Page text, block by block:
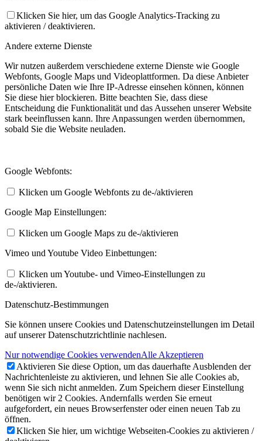
Klicken Sie hier, um das Google Analytics-Tracking zu
aktivieren / deaktivieren.
Andere externe Dienste
Wir nutzen außerdem verschiedene externe Dienste wie Google
Webfonts, Google Maps und Videoplattformen. Da diese Anbieter
persönliche Daten wie Ihre IP-Adresse einsehen können, können
Sie diese hier blockieren. Bitte beachten Sie, dass diese
Entscheidung die Funktionalität und das Aussehen unserer Website
stark beeinflussen kann. Ihre Anpassungen werden übernommen,
sobald Sie die Website neuladen.
Google Webfonts:
Klicken um Google Webfonts zu de-/aktivieren
Google Map Einstellungen:
Klicken um Google Maps zu de-/aktivieren
Vimeo und Youtube Video Einbettungen:
Klicken um Youtube- und Vimeo-Einstellungen zu
de-/aktivieren.
Datenschutz-Bestimmungen
Sie können unsere Cookies und Datenschutzeinstellungen im Detail
auf unserer Datenschutzrichtlinie nachlesen.
Nur notwendige Cookies verwendenAlle Akzeptieren
Aktivieren Sie diese Option, um das dauerhafte Ausblenden der
Nachrichtenleiste zu aktivieren, und lehnen Sie alle Cookies ab,
wenn Sie sich nicht anmelden. Zum Speichern dieser Einstellung
benötigen wir 2 Cookies. Andernfalls werden Sie erneut
aufgefordert, ein neues Browserfenster oder einen neuen Tab zu
öffnen.
Klicken Sie hier, um wichtige Webseiten-Cookies zu aktivieren /